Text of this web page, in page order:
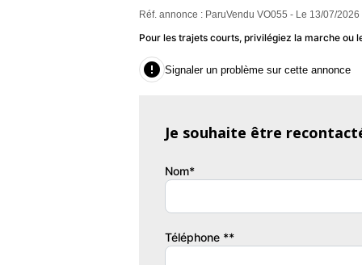
- Démarrage sans clé
- Limiteur et régulateur de vitesse
- Aide au démarrage en côte
- Arrêt et redémarrage automatique du
- Siège conducteur réglable en hauteur
- ABS
- EBD
- Aide au freinage d'urgence
Réf. annonce : ParuVendu VO055 - Le 13/07/
Pour les trajets courts, privilégiez la marche ou
 Signaler un problème sur cette annonce
Je souhaite être
Nom*
Téléphone **